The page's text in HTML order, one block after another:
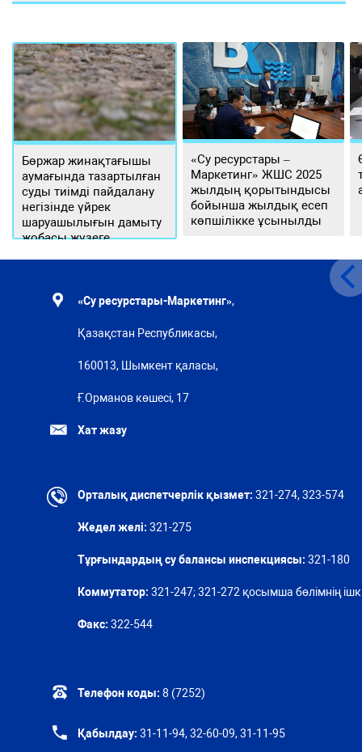
Бөржар жинақтағышы
аумағында тазартылған
суды тиімді пайдалану
негізінде үйрек
шаруашылығын дамыту
жобасы жүзеге
«Су ресурстары –
Маркетинг» ЖШС 2025
жылдың қорытындысы
бойынша жылдық есеп
көпшілікке ұсынылды
«Су ресурстары-Маркетинг»,
Қазақстан Республикасы,
160013, Шымкент қаласы,
Ғ.Орманов көшесі, 17
Хат жазу
Орталық диспетчерлік қызмет: 321-274, 323-574
Жедел желі: 321-275
Тұрғындардың су балансы инспекциясы: 321-180
Коммутатор: 321-247; 321-272 қосымша бөлімнің ішкі
Факс: 322-544
Телефон коды: 8 (7252)
Қабылдау: 31-11-94, 32-60-09, 31-11-95